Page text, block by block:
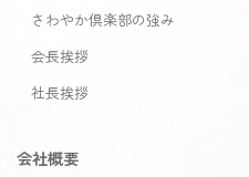
さわやか倶楽部の強み
会長挨拶
社長挨拶
会社概要